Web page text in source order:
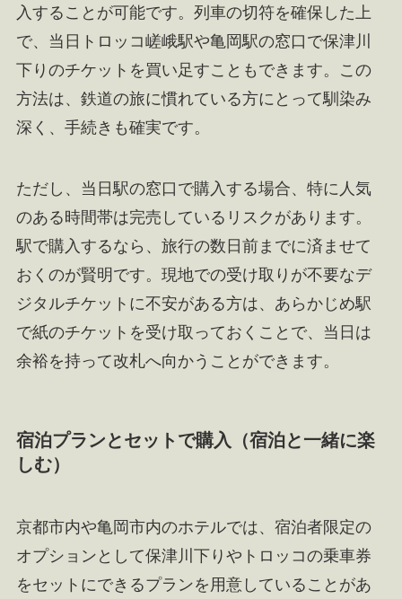
入することが可能です。列車の切符を確保した上
で、当日トロッコ嵯峨駅や亀岡駅の窓口で保津川
下りのチケットを買い足すこともできます。この
方法は、鉄道の旅に慣れている方にとって馴染み
深く、手続きも確実です。
ただし、当日駅の窓口で購入する場合、特に人気
のある時間帯は完売しているリスクがあります。
駅で購入するなら、旅行の数日前までに済ませて
おくのが賢明です。現地での受け取りが不要なデ
ジタルチケットに不安がある方は、あらかじめ駅
で紙のチケットを受け取っておくことで、当日は
余裕を持って改札へ向かうことができます。
宿泊プランとセットで購入（宿泊と一緒に楽
しむ）
京都市内や亀岡市内のホテルでは、宿泊者限定の
オプションとして保津川下りやトロッコの乗車券
をセットにできるプランを用意していることがあ